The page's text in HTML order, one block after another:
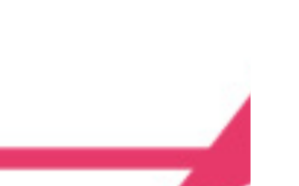
ไม่มีสินค้าในตะกร้า